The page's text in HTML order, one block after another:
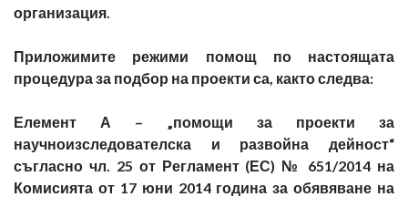
организация.
Приложимите режими помощ по настоящата
процедура за подбор на проекти са, както следва:
Елемент А – „помощи за проекти за
научноизследователска и развойна дейност“
съгласно чл. 25 от Регламент (ЕС) № 651/2014 на
Комисията от 17 юни 2014 година за обявяване на